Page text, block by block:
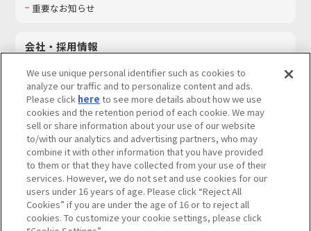
重要なお知らせ
会社・採用情報
採用情報
サステナビリティ
お問い合わせ
ウェブサイトご利用条件 ソーシャルメディアポリシー
個人情報及び特定個人情報等の取り扱いに関する保護方針
Do Not Sell or Share My Personal Information著作権・商標について
We use unique personal identifier such as cookies to
analyze our traffic and to personalize content and ads.
Please click here to see more details about how we use
cookies and the retention period of each cookie. We may
sell or share information about your use of our website
to/with our analytics and advertising partners, who may
combine it with other information that you have provided
to them or that they have collected from your use of their
services. However, we do not set and use cookies for our
users under 16 years of age. Please click “Reject All
Cookies” if you are under the age of 16 or to reject all
cookies. To customize your cookie settings, please click